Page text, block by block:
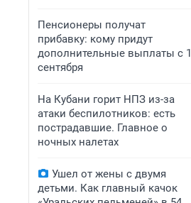
Пенсионеры получат
прибавку: кому придут
дополнительные выплаты с 1
сентября
На Кубани горит НПЗ из-за
атаки беспилотников: есть
пострадавшие. Главное о
ночных налетах
Ушел от жены с двумя
детьми. Как главный качок